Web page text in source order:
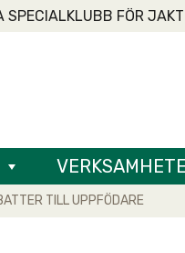
SPECIALKLUBB FÖR
TILL UPPFÖDARE